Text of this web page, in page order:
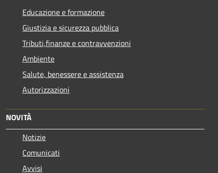
Educazione e formazione
Giustizia e sicurezza pubblica
Tributi,finanze e contravvenzioni
Ambiente
Salute, benessere e assistenza
Autorizzazioni
NOVITÀ
Notizie
Comunicati
Avvisi